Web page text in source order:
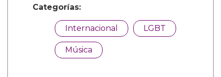
Categorías:
Internacional LGBT
Música